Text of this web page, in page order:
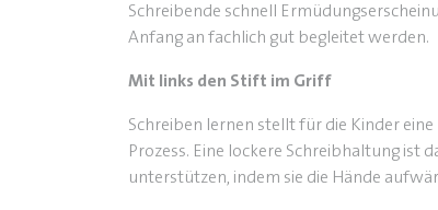
Schreibende schnell
Anfang an fachlich gut begleitet werden.
Mit links den Stift im Griff
Schreiben lernen stellt für die Kinder
Prozess. Eine lockere Schreibhaltung ist
unterstützen, indem sie die Hände